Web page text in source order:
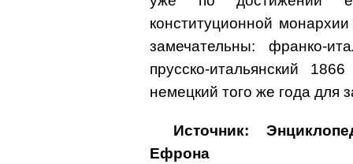
конституционной
замечательны: франко-
прусско-итальянский
немецкий того же года для
Источник:
Ефрона